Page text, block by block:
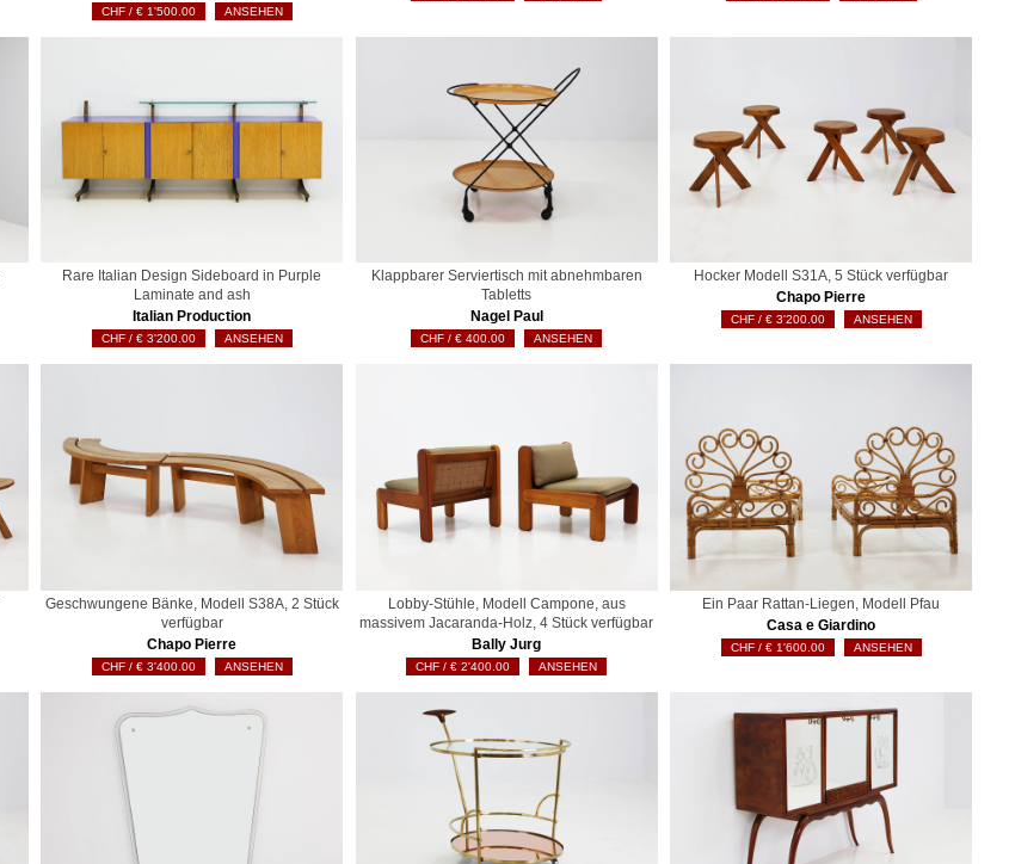
€1'500.00 ANSEHEN
Rare Italian Design Sideboard in Purple
Laminate and ash
Italian Production
€3'200.00 ANSEHEN
Klappbarer Serviertisch mit abnehmbaren
Tabletts
Nagel Paul
€ 400.00 ANSEHEN
Hocker Modell S31A, 5 Stück verfügbar
Chapo Pierre
€3'200.00 ANSEHEN
Geschwungene Bänke, Modell S38A, 2 Stück
verfügbar
Chapo Pierre
€3'400.00 ANSEHEN
Lobby-Stühle, Modell Campone, aus
massivem Jacaranda-Holz, 4 Stück verfügbar
Bally Jurg
€ 2'400.00 ANSEHEN
Ein Paar Rattan-Liegen, Modell Pfau
Casa e Giardino
€1'600.00 ANSEHEN